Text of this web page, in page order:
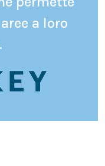
a loro